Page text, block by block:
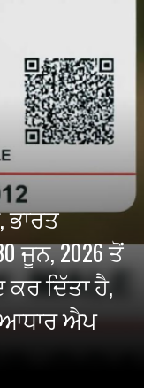
ਜੂਨ, 2026 ਤੋਂ
ਕਰ ਦਿੱਤਾ ਹੈ,
ਐਪ